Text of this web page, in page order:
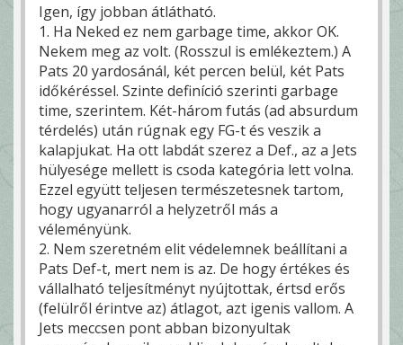
Igen, így jobban átlátható.
1. Ha Neked ez nem garbage time, akkor OK.
Nekem meg az volt. (Rosszul is emlékeztem.) A
Pats 20 yardosánál, két percen belül, két Pats
időkéréssel. Szinte definíció szerinti garbage
time, szerintem. Két-három futás (ad absurdum
térdelés) után rúgnak egy FG-t és veszik a
kalapjukat. Ha ott labdát szerez a Def., az a Jets
hülyesége mellett is csoda kategória lett volna.
Ezzel együtt teljesen természetesnek tartom,
hogy ugyanarról a helyzetről más a
véleményünk.
2. Nem szeretném elit védelemnek beállítani a
Pats Def-t, mert nem is az. De hogy értékes és
vállalható teljesítményt nyújtottak, értsd erős
(felülről érintve az) átlagot, azt igenis vallom. A
Jets meccsen pont abban bizonyultak